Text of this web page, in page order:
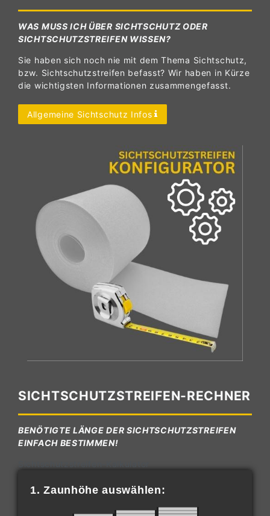
WAS MUSS ICH ÜBER SICHTSCHUTZ ODER
SICHTSCHUTZSTREIFEN WISSEN?
Sie haben sich noch nie mit dem Thema Sichtschutz,
bzw. Sichtschutzstreifen befasst? Wir haben in Kürze
die wichtigsten Informationen zusammengefasst.
Allgemeine Sichtschutz Infos
SICHTSCHUTZSTREIFEN-RECHNER
BENÖTIGTE LÄNGE DER SICHTSCHUTZSTREIFEN
EINFACH BESTIMMEN!
1. Zaunhöhe auswählen: